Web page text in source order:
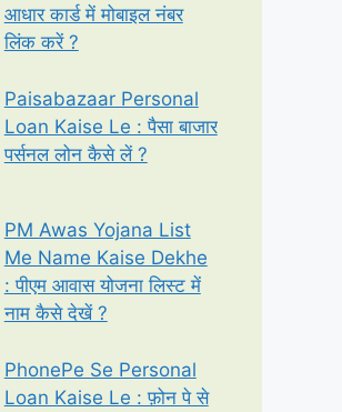
आधार कार्ड में मोबाइल नंबर
लिंक करें ?
Paisabazaar Personal
Loan Kaise Le : पैसा बाजार
पर्सनल लोन कैसे लें ?
PM Awas Yojana List
Me Name Kaise Dekhe
: पीएम आवास योजना लिस्ट में
नाम कैसे देखें ?
PhonePe Se Personal
Loan Kaise Le : फ़ोन पे से